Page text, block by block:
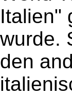
Italien"
wurde.
den